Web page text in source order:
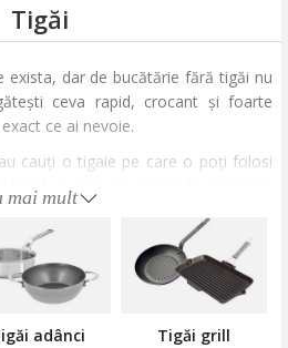
Tigăi
exista, dar de bucătărie fără tigăi nu
ceva rapid, crocant și foarte
ce ai nevoie.
cauți o tigaie pe care o poți folosi
orice preparat sau tehnică de
sotat și prăjit, tigăi speciale cu strat
de clătite, tigăi de tip wok pentru
pentru o rumenire perfectă sau tigăi
- le găsești pe toate în oferta
raport calitate - preț.
mai mult
adânci Tigăi grill